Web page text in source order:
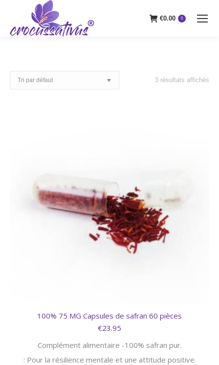
€0.00 0
3 résultats affichés
100% 75 MG Capsules de safran 60 pièces
€23.95
Complément alimentaire -100% safran pur.
: Pour la résilience mentale et une attitude positive.